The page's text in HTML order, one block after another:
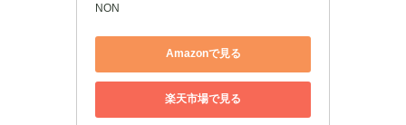
NON
Amazonで見る
楽天市場で見る